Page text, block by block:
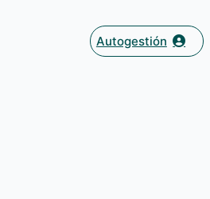
Autogestión